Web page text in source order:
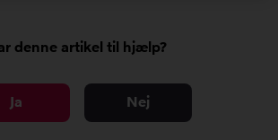
denne artikel til hjælp?
Ja Nej